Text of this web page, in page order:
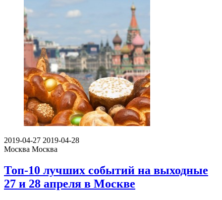
2019-04-27 2019-04-28
Москва Москва
Топ-10 лучших событий на выходные
27 и 28 апреля в Москве